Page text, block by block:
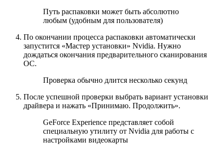
Путь распаковки может быть абсолютно
любым (удобным для пользователя)
По окончании процесса распаковки автоматически
запустится «Мастер установки» Nvidia. Нужно
дождаться окончания предварительного сканирования
ОС.
Проверка обычно длится несколько секунд
После успешной проверки выбрать вариант установки
драйвера и нажать «Принимаю. Продолжить».
GeForce Experience представляет собой
специальную утилиту от Nvidia для работы с
настройками видеокарты